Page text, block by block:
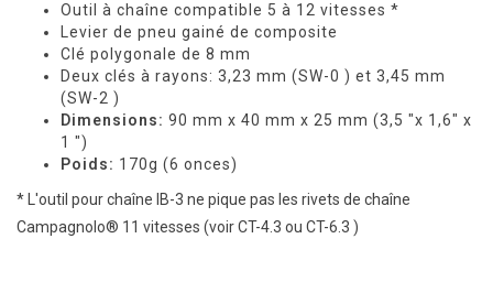
Outil à chaîne compatible 5 à 12 vitesses *
Levier de pneu gainé de composite
Clé polygonale de 8 mm
Deux clés à rayons: 3,23 mm (SW-0 ) et 3,45 mm
(SW-2 )
Dimensions: 90 mm x 40 mm x 25 mm (3,5 "x 1,6" x
1 ")
Poids: 170g (6 onces)
* L'outil pour chaîne IB-3 ne pique pas les rivets de chaîne
Campagnolo® 11 vitesses (voir CT-4.3 ou CT-6.3 )